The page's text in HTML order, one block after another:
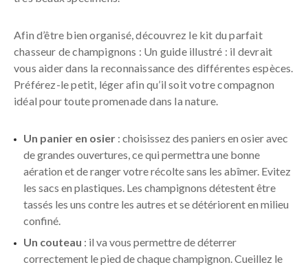
Afin d’être bien organisé, découvrez le kit du parfait
chasseur de champignons : Un guide illustré : il devrait
vous aider dans la reconnaissance des différentes espèces.
Préférez-le petit, léger afin qu’il soit votre compagnon
idéal pour toute promenade dans la nature.
Un panier en osier : choisissez des paniers en osier avec
de grandes ouvertures, ce qui permettra une bonne
aération et de ranger votre récolte sans les abîmer. Evitez
les sacs en plastiques. Les champignons détestent être
tassés les uns contre les autres et se détériorent en milieu
confiné.
Un couteau : il va vous permettre de déterrer
correctement le pied de chaque champignon. Cueillez le